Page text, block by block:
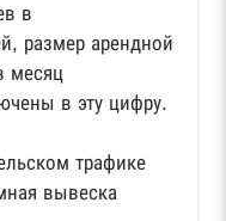
в
размер арендной
месяц
в эту цифру.
трафике
вывеска